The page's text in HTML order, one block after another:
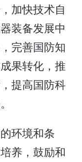
加快技术自
装备发展中
完善国防知
果转化，推
提高国防科
环境和条
养，鼓励和